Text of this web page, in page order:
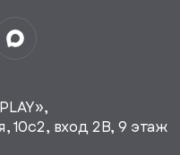
viewBox="0
0
вход 2B, 9 этаж